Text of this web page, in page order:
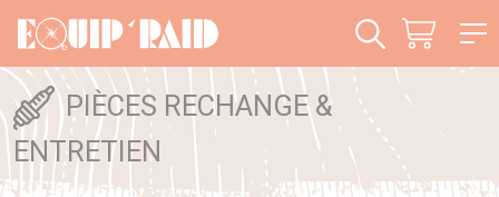
PIÈCES RECHANGE &
ENTRETIEN
Panneau de gestion des cookies